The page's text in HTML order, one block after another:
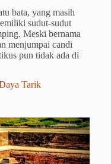
bata, yang masih
sudut-sudut
Meski bernama
menjumpai candi
pun tidak ada di
Tarik